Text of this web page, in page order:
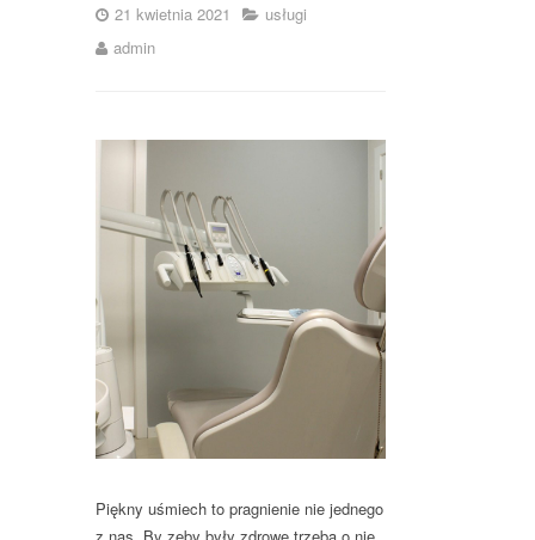
21 kwietnia 2021
usługi
admin
Piękny uśmiech to pragnienie nie jednego